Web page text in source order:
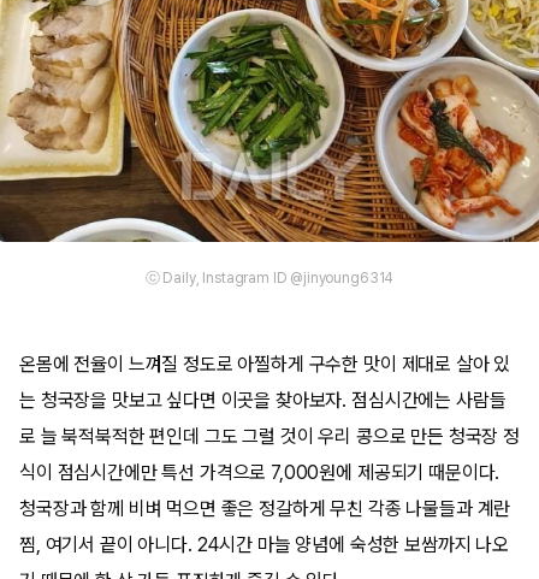
ⓒ Daily, Instagram ID @jinyoung6314
온몸에 전율이 느껴질 정도로 아찔하게 구수한 맛이 제대로 살아 있
는 청국장을 맛보고 싶다면 이곳을 찾아보자. 점심시간에는 사람들
로 늘 북적북적한 편인데 그도 그럴 것이 우리 콩으로 만든 청국장 정
식이 점심시간에만 특선 가격으로 7,000원에 제공되기 때문이다.
청국장과 함께 비벼 먹으면 좋은 정갈하게 무친 각종 나물들과 계란
찜, 여기서 끝이 아니다. 24시간 마늘 양념에 숙성한 보쌈까지 나오